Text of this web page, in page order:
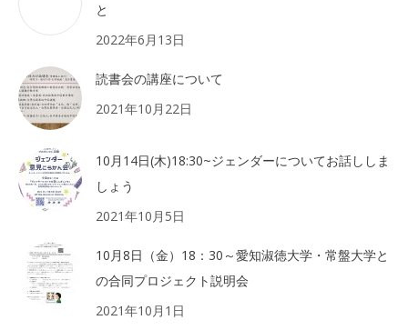
と
2022年6月13日
読書会の講座について
2021年10月22日
10月14日(木)18:30~ジェンダーについてお話ししま
しょう
2021年10月5日
10月8日（金）18：30～愛知淑徳大学・常盤大学と
の合同プロジェクト説明会
2021年10月1日